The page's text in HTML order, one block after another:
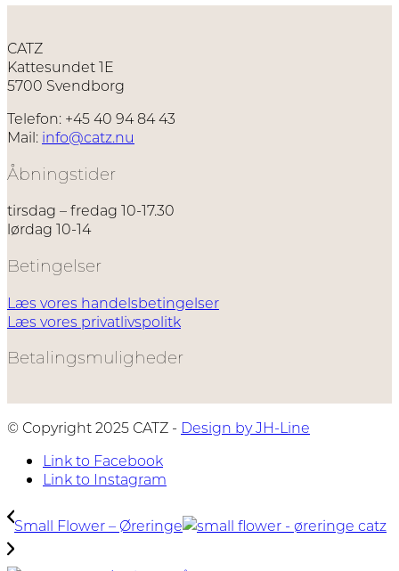
har
CATZ
Kattesundet 1E
5700 Svendborg
Telefon: +45 40 94 84 43
Mail: info@catz.nu
Åbningstider
tirsdag – fredag 10-17.30
lørdag 10-14
Betingelser
Læs vores handelsbetingelser
Læs vores privatlivspolitk
Betalingsmuligheder
© Copyright 2025 CATZ - Design by JH-Line
Link to Facebook
Link to Instagram
Small Flower – Øreringe